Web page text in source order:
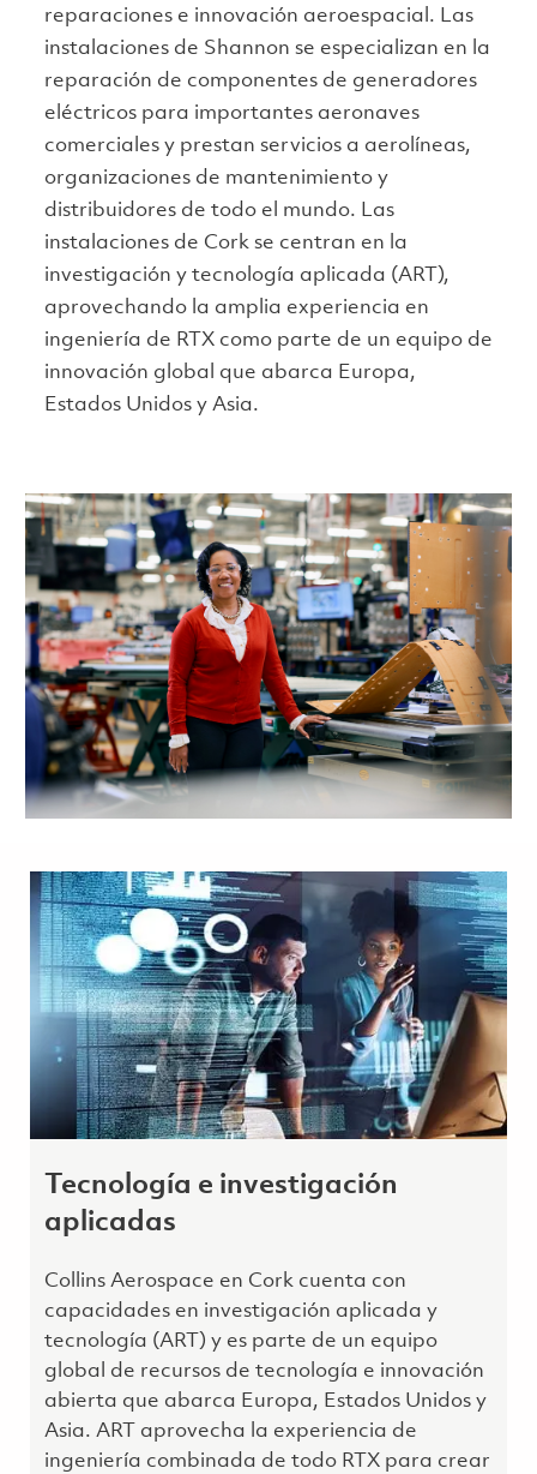
reparaciones e innovación aeroespacial. Las
instalaciones de Shannon se especializan en la
reparación de componentes de generadores
eléctricos para importantes aeronaves
comerciales y prestan servicios a aerolíneas,
organizaciones de mantenimiento y
distribuidores de todo el mundo. Las
instalaciones de Cork se centran en la
investigación y tecnología aplicada (ART),
aprovechando la amplia experiencia en
ingeniería de RTX como parte de un equipo de
innovación global que abarca Europa,
Estados Unidos y Asia.
Tecnología e investigación
aplicadas
Collins Aerospace en Cork cuenta con
capacidades en investigación aplicada y
tecnología (ART) y es parte de un equipo
global de recursos de tecnología e innovación
abierta que abarca Europa, Estados Unidos y
Asia. ART aprovecha la experiencia de
ingeniería combinada de todo RTX para crear